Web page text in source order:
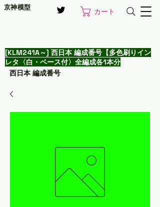
京神模型 カート
[KLM241A～] 西日本 編成番号【多色刷りイン
レタ〈白・ベース付〉全編成各1本分
西日本 編成番号